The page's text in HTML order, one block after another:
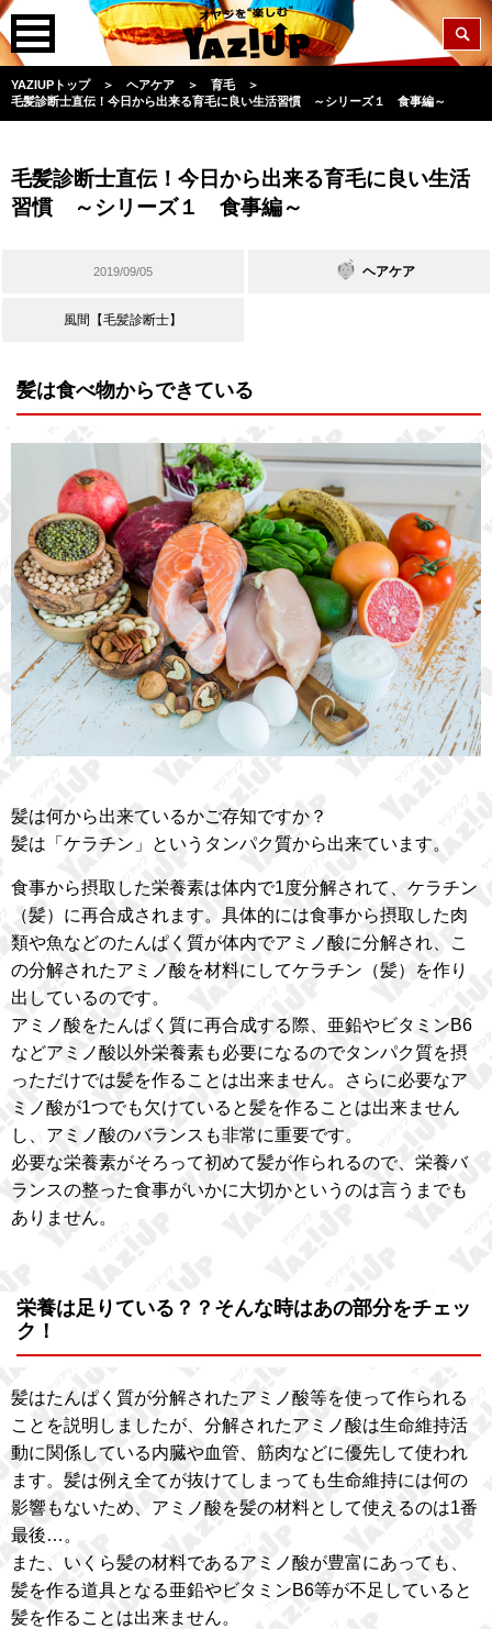
YAZIUPトップ ＞ ヘアケア ＞ 育毛
＞
毛髪診断士直伝！今日から出来る育毛に良い生活習慣 ～シリーズ１ 食事編～
毛髪診断士直伝！今日から出来る育毛に良い生活
習慣 ～シリーズ１ 食事編～
2019/09/05 ヘアケア
風間【毛髪診断士】
髪は食べ物からできている
髪は何から出来ているかご存知ですか？
髪は「ケラチン」というタンパク質から出来ています。
食事から摂取した栄養素は体内で1度分解されて、ケラチン
（髪）に再合成されます。具体的には食事から摂取した肉
類や魚などのたんぱく質が体内でアミノ酸に分解され、こ
の分解されたアミノ酸を材料にしてケラチン（髪）を作り
出しているのです。
アミノ酸をたんぱく質に再合成する際、亜鉛やビタミンB6
などアミノ酸以外栄養素も必要になるのでタンパク質を摂
っただけでは髪を作ることは出来ません。さらに必要なア
ミノ酸が1つでも欠けていると髪を作ることは出来ません
し、アミノ酸のバランスも非常に重要です。
必要な栄養素がそろって初めて髪が作られるので、栄養バ
ランスの整った食事がいかに大切かというのは言うまでも
ありません。
栄養は足りている？？そんな時はあの部分をチェッ
ク！
髪はたんぱく質が分解されたアミノ酸等を使って作られる
ことを説明しましたが、分解されたアミノ酸は生命維持活
動に関係している内臓や血管、筋肉などに優先して使われ
ます。髪は例え全てが抜けてしまっても生命維持には何の
影響もないため、アミノ酸を髪の材料として使えるのは1番
最後…。
また、いくら髪の材料であるアミノ酸が豊富にあっても、
髪を作る道具となる亜鉛やビタミンB6等が不足していると
髪を作ることは出来ません。